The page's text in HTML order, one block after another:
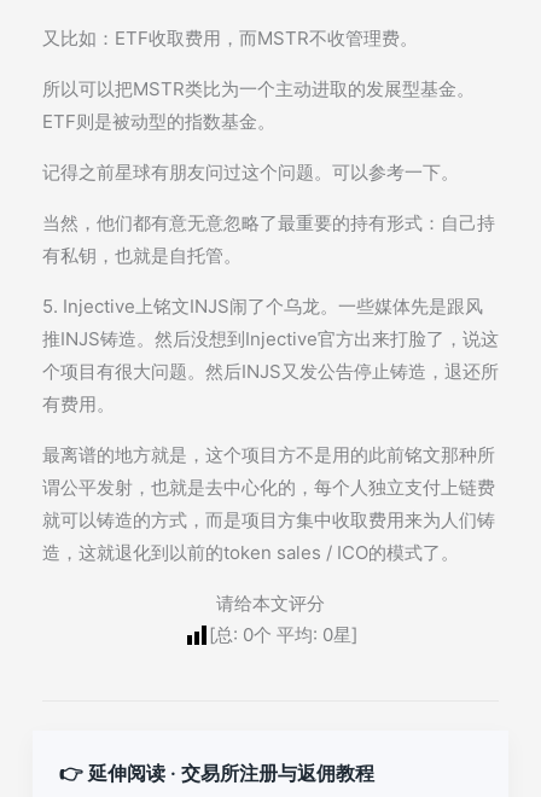
又比如：ETF收取费用，而MSTR不收管理费。
所以可以把MSTR类比为一个主动进取的发展型基金。
ETF则是被动型的指数基金。
记得之前星球有朋友问过这个问题。可以参考一下。
当然，他们都有意无意忽略了最重要的持有形式：自己持
有私钥，也就是自托管。
5. Injective上铭文INJS闹了个乌龙。一些媒体先是跟风
推INJS铸造。然后没想到Injective官方出来打脸了，说这
个项目有很大问题。然后INJS又发公告停止铸造，退还所
有费用。
最离谱的地方就是，这个项目方不是用的此前铭文那种所
谓公平发射，也就是去中心化的，每个人独立支付上链费
就可以铸造的方式，而是项目方集中收取费用来为人们铸
造，这就退化到以前的token sales / ICO的模式了。
请给本文评分
[总: 0个 平均: 0星]
👉 延伸阅读 · 交易所注册与返佣教程